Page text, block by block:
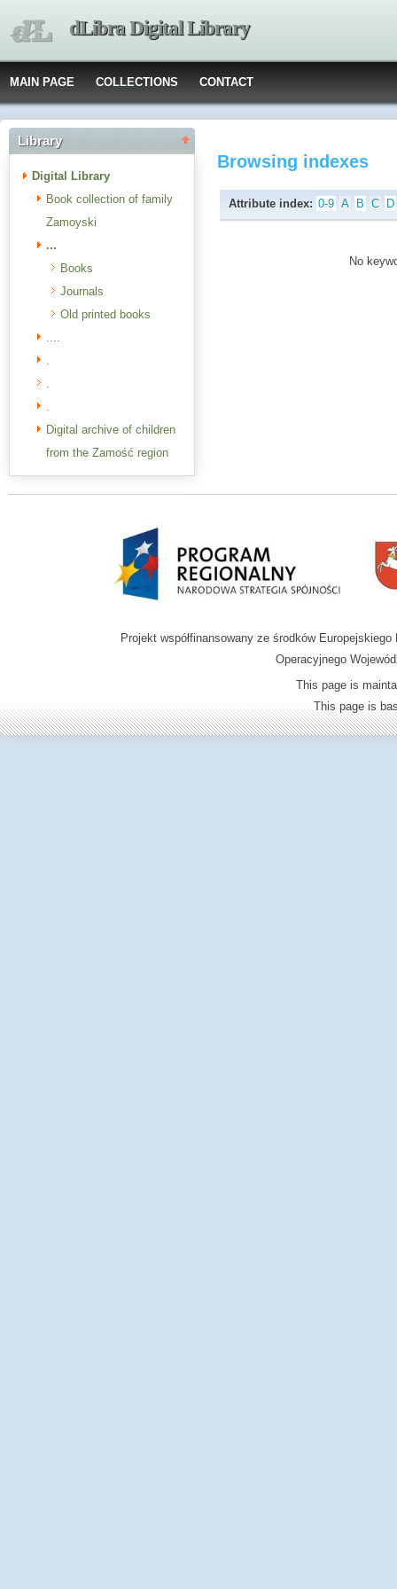
dLibra Digital Library
MAIN PAGE COLLECTIONS CONTACT
Library
Digital Library
Book collection of family
Zamoyski
...
Books
Journals
Old printed books
....
.
.
.
Digital archive of children
from the Zamość region
Browsing indexes
Attribute index: 0-9 A B C D
No
Projekt współfinansowany ze środków
Operacyjnego
This page is
This page is